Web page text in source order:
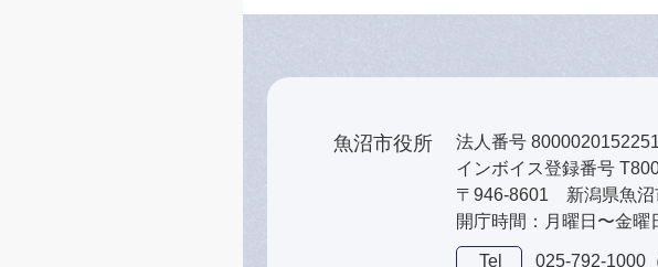
魚沼市役所
法人番号 8000020152251
インボイス登録番号
〒946-8601 新潟県魚沼
開庁時間：月曜日〜金
Tel 025-792-1000